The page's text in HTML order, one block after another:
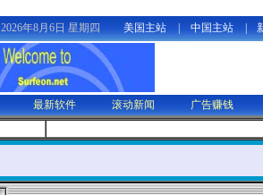
2026年8月6日 星期四 美国主站 中国主站
最新软件
滚动新闻 广告赚钱